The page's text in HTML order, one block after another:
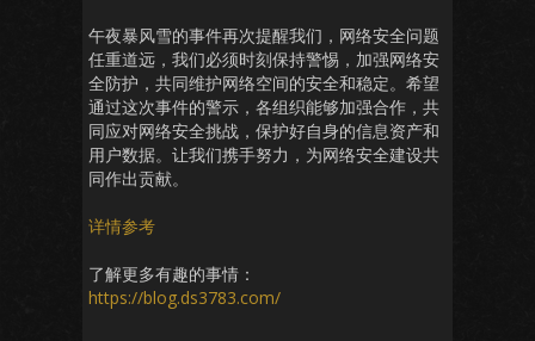
午夜暴风雪的事件再次提醒我们，网络安全问题
任重道远，我们必须时刻保持警惕，加强网络安
全防护，共同维护网络空间的安全和稳定。希望
通过这次事件的警示，各组织能够加强合作，共
同应对网络安全挑战，保护好自身的信息资产和
用户数据。让我们携手努力，为网络安全建设共
同作出贡献。
详情参考
了解更多有趣的事情：
https://blog.ds3783.com/